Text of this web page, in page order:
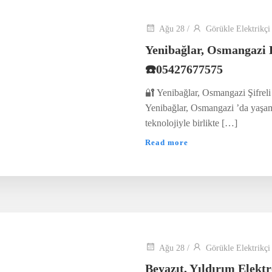
Ağu 28 / Görükle Elektrikçi
Yenibağlar,
☎️05427677575
🔐 Yenibağlar, Osmangazi
Yenibağlar, Osmangazi ’da
teknolojiyle birlikte […]
Read more
Ağu 28 / Görükle Elektrikçi
Beyazıt, Yıldırım